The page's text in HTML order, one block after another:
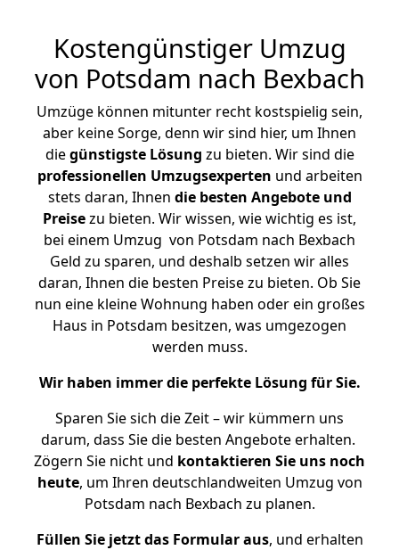
Kostengünstiger Umzug
von Potsdam nach Bexbach
Umzüge können mitunter recht kostspielig sein,
aber keine Sorge, denn wir sind hier, um Ihnen
diegünstigste Lösung zu bieten. Wir sind die
professionellen Umzugsexperten und arbeiten
stets daran, Ihnen die besten Angebote und
Preisezu bieten. Wir wissen, wie wichtig es ist,
bei einem Umzug von Potsdam nach Bexbach
Geld zu sparen, und deshalb setzen wir alles
daran, Ihnen die besten Preise zu bieten. Ob Sie
nun eine kleine Wohnung haben oder ein großes
Haus in Potsdam besitzen, was umgezogen
werden muss.
Wir haben immer die perfekte Lösung für Sie.
Sparen Sie sich die Zeit – wir kümmern uns
darum, dass Sie die besten Angebote erhalten.
Zögern Sie nicht und kontaktieren Sie uns noch
heute, um Ihren deutschlandweiten Umzug von
Potsdam nach Bexbach zu planen.
Füllen Sie jetzt das Formular aus, und erhalten